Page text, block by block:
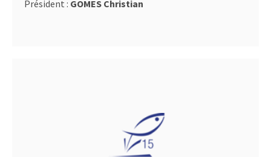
Président : GOMES Christian